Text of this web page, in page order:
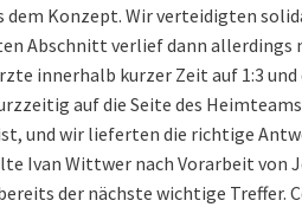
dem Konzept. Wir verteidigten
Abschnitt verlief dann allerdings
innerhalb kurzer Zeit auf 1:3
auf die Seite des
und wir lieferten die richtige
Ivan Wittwer nach Vorarbeit von
der nächste wichtige Treffer.